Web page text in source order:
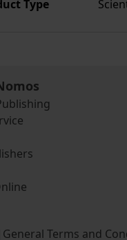
Type
General Terms and